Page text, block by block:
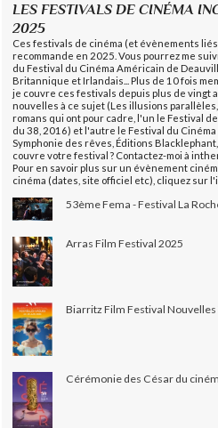
LES FESTIVALS DE CINÉMA
2025
Ces festivals de cinéma (et évènements
recommande en 2025. Vous pourrez me
du Festival du Cinéma Américain de
Britannique et Irlandais... Plus de 10 fois
je couvre ces festivals depuis plus de vingt
nouvelles à ce sujet (Les illusions
romans qui ont pour cadre, l'un le Festival
du 38, 2016) et l'autre le Festival du
Symphonie des rêves, Éditions
couvre votre festival ? Contactez-moi à
Pour en savoir plus sur un évènement
cinéma (dates, site officiel etc), cliquez sur
53ème Fema - Festival La
Arras Film Festival 2025
Biarritz Film Festival Nouvelles
Cérémonie des César du